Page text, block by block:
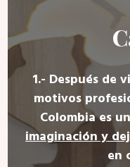
1.- Después de
motivos
Colombia es
imaginación y
en